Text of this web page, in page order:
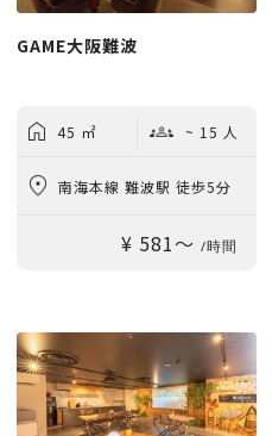
GAME大阪難波
45 ㎡ ~ 15 人
南海本線 難波駅 徒歩5分
¥ 581〜 /時間